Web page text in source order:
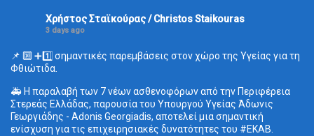
Χρήστος Σταϊκούρας / Christos Staikouras
3 days ago
📌 🔟 ➕1️⃣ σημαντικές παρεμβάσεις στον χώρο της Υγείας για τη
Φθιώτιδα.
🚑 Η παραλαβή των 7 νέων ασθενοφόρων από την Περιφέρεια
Στερεάς Ελλάδας, παρουσία του Υπουργού Υγείας Άδωνις
Γεωργιάδης - Adonis Georgiadis, αποτελεί μια σημαντική
ενίσχυση για τις επιχειρησιακές δυνατότητες του #ΕΚΑΒ.